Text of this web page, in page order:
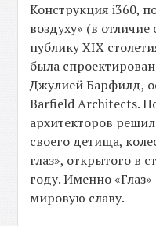
Конструкция i360,
воздуху» (в
публику XIX
была
Джулией Барфилд,
Barfield Architects.
архитекторов
своего детища,
глаз», открытого в
году. Именно
мировую славу.